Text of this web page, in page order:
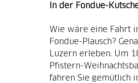
In der Fondue-
Wie wäre eine Fahrt
Fondue-Plausch?
Luzern erleben. Um
Pfistern-
fahren Sie gemütlich